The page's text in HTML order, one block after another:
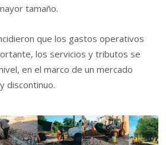
tamaño.
que los gastos operativos
los servicios y tributos se
en el marco de un mercado
discontinuo.